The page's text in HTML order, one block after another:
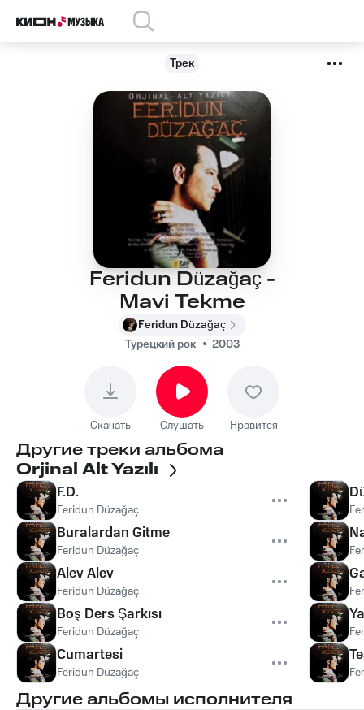
Трек
Feridun Düzağaç -
Mavi Tekme
Feridun Düzağaç
Турецкий рок
2003
Скачать Слушать Нравится
Другие треки альбома
Orjinal Alt Yazılı
F.D.
Feridun Düzağaç
Buralardan Gitme
Feridun Düzağaç
Alev Alev
Feridun Düzağaç
Boş Ders Şarkısı
Feridun Düzağaç
Cumartesi
Feridun Düzağaç
Другие альбомы исполнителя